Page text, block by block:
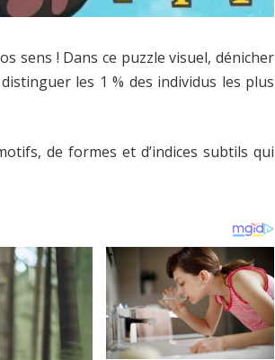
sens ! Dans ce puzzle visuel, dénicher
les 1 % des individus les plus
de formes et d’indices subtils qui